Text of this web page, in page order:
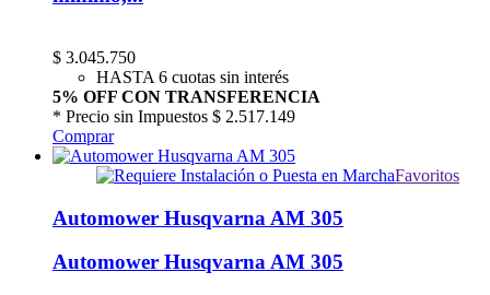
$ 3.045.750
HASTA 6 cuotas sin interés
5% OFF CON TRANSFERENCIA
* Precio sin Impuestos $ 2.517.149
Comprar
Favoritos
Automower Husqvarna AM 305
Automower Husqvarna AM 305